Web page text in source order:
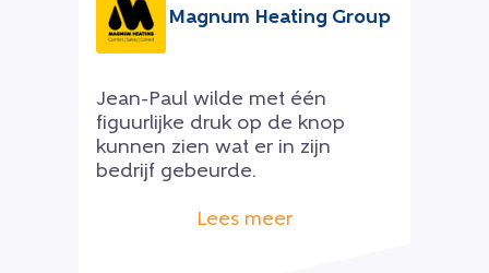
Magnum Heating Group
Jean-Paul wilde met één
figuurlijke druk op de knop
kunnen zien wat er in zijn
bedrijf gebeurde.
Lees meer